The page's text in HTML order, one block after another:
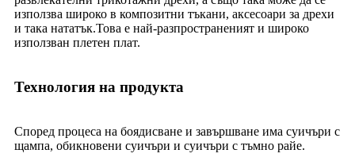
използва широко в композитни тъкани, аксесоари за дрехи
и така нататък.Това е най-разпространеният и широко
използван плетен плат.
Технология на продукта
Според процеса на боядисване и завършване има суичъри с
щампа, обикновени суичъри и суичъри с тъмно райе.